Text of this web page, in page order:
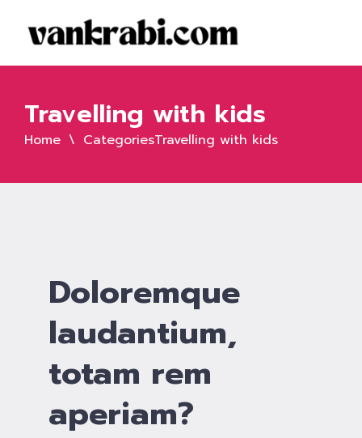
Travelling with kids
Home CategoriesTravelling with kids
Doloremque
laudantium,
totam rem
aperiam?